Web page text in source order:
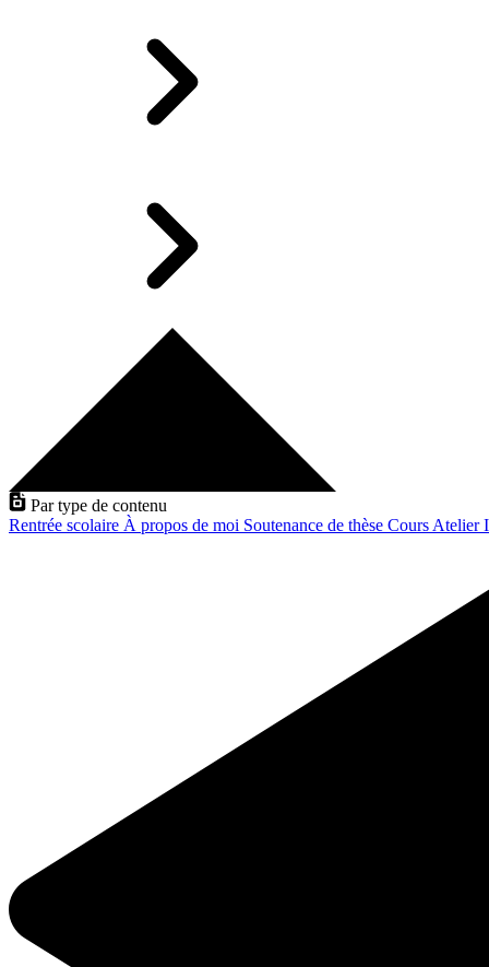
Par type de contenu
Rentrée scolaire À propos de moi Soutenance de thèse Cours Atelier